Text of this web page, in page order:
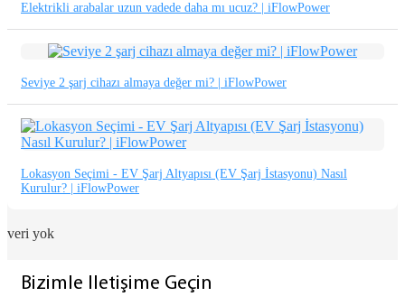
Elektrikli arabalar uzun vadede daha mı ucuz? | iFlowPower
Seviye 2 şarj cihazı almaya değer mi? | iFlowPower
Lokasyon Seçimi - EV Şarj Altyapısı (EV Şarj İstasyonu) Nasıl
Kurulur? | iFlowPower
veri yok
Bizimle Iletişime Geçin